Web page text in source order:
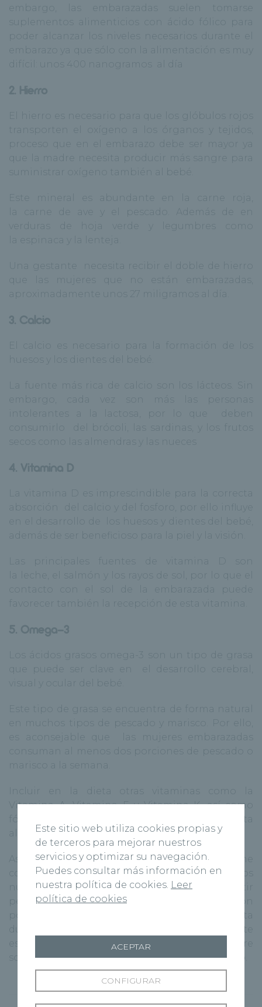
embargo, las embarazadas suelen tomarse
suplementos alimenticios con ácido fólico para
poder alcanzar los niveles necesarios durante el
embarazo ya que sólo con la alimentación es muy
difícil: unos 400 nanogramos al día
2. Hierro
El hierro es necesario para que los glóbulos rojos
transporten el oxígeno a los órganos y tejidos,
proceso que en el embarazo debe ser mayor ya
que la madre necesita producir más sangre para
suministrar oxígeno también al bebé.
Este mineral es abundante en la carne roja
la
carne de ave y el pescado
. Además de en
verduras de hoja verde y legumbres como
la espinaca y la lenteja
Una gestante necesita recibir el doble de hierro
que las mujeres que no están embarazadas,
aproximadamente unos 27 miligramos al día.
3. Calcio
El calcio es necesario para la formación de los
huesos y los dientes del bebé.
La fuente más rica de calcio son los lácteos
embargo, cada vez son más las personas
intolerantes a la lactosa, por lo que deben
consumirlo del
, las sardinas
, y los frutos
secos como las almendras y las nueces
4. Vitamina D
La vitamina D es imprescindible para la correcta
absorción del calcio y del fosforo, por ello influye
en el desarrollo de los huesos y dientes del bebé,
además de ser beneficioso para la piel y la visión.
Las principales fuentes de vitamina D son
la
leche , el salmón y los rayos de
, por lo que el
contacto con el sol de la embarazada puede
favorecer también la recepción de esta vitamina.
5. Omega-3
Los ácidos grasos omega-3 son un tipo de grasa
que puede ser clave en el desarrollo cerebral,
visual y ocular del bebé.
Este tipo de grasa se encuentra de forma natural
en muchos tipos de
pescado marisco
. Por ello,
es aconsejable que las mujeres embarazadas
consuman al menos dos porciones de pescado o
marisco a la semana.
Incluir en la dieta otras vitaminas como la
Vitamina A, Vitamina E y Vitamina K, así como
fósforo y Zinc también contribuye a una correcta
alimentación del embazado.
Asimismo, aun cuando una embazada come
correctamente y tiene en cuenta la ingesta de los
nutrientes necesarios pueden existir
peculiaridades concretas para cada gestación
por lo que para un mejor cuidado de la dieta
durante el embarazo lo más conveniente
es
consultar a tu médicoy que este te asesore
sobre las necesidades concretas de tu embarazo.
Este sitio web utiliza cookies propias y
de terceros para mejorar nuestros
servicios y optimizar su navegación.
Puedes consultar más información en
nuestra política de cookies. Leer
política de cookies
CONFIGURAR
ACEPTAR